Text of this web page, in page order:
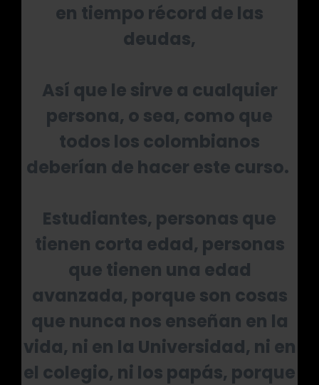
en tiempo récord de las
deudas,
Así que le sirve a cualquier
persona, o sea, como que
todos los colombianos
deberían de hacer este curso.
Estudiantes, personas que
tienen corta edad, personas
que tienen una edad
avanzada, porque son cosas
que nunca nos enseñan en la
vida, ni en la Universidad, ni en
el colegio, ni los papás, porque